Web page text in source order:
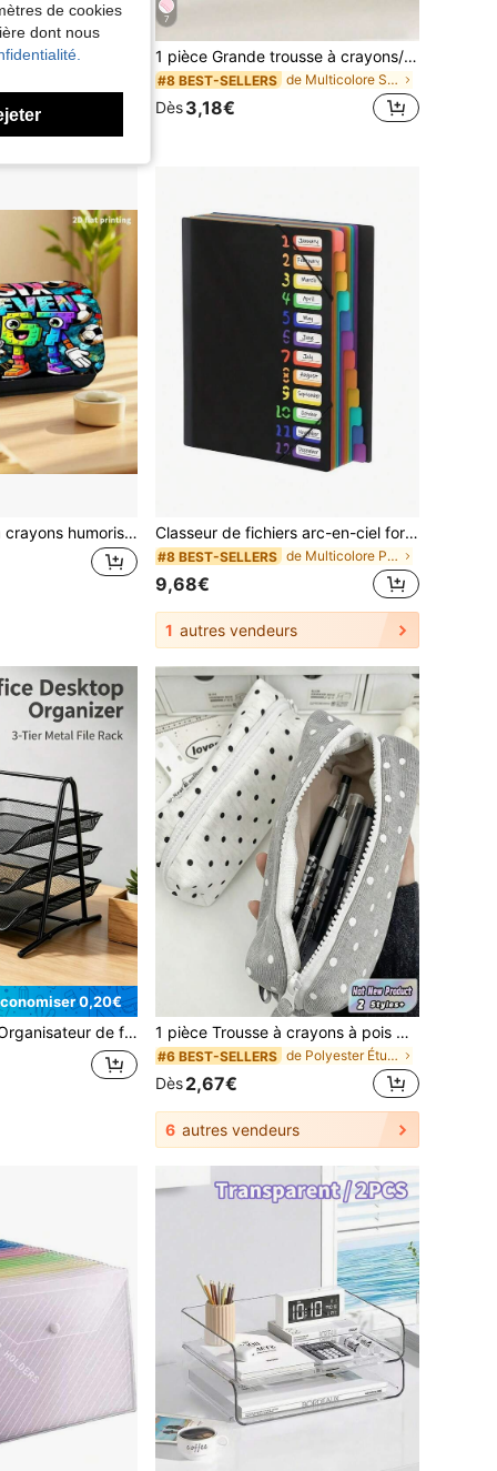
7
1 pièce Grande trousse à crayons/sac de rangement à motif macaron, sac de papeterie style Ins, peut être utilisé comme trousse à crayons portable/sac de rangement ou sac de maquillage, répond aux besoins des adolescents pour le bureau et les études, trousse à crayons de papeterie pour la rentrée scolaire
#8 BEST-SELLERS de Multicolore Sacs à crayons
Dès3,18€
1 pièce Trousse à crayons humoristique et amusante avec thème graffiti de football 6,7 - Sac de rangement de papeterie de grande capacité - Organisateur de fournitures scolaires - Conception à rabat multicouche, pochette de rangement, fermeture éclair, sac de rangement durable, convient pour l'école, le bureau, les voyages, cadeau parfait, rentrée scolaire Classeur de fichiers arc-en-ciel format A4, grande capacité, fournitures de bureau style coréen | Organisateur de documents coloré pour l'école, le collège, le travail, la maison et le bureau | Retour à l'école, papeterie et solutions de rangement pour les étudiants, les enseignants et les professionnels
#8 BEST-SELLERS de Multicolore Pochettes pour dossiers et pochette
9,68€
1 autres vendeurs
0,20€
de fichiers en maille métallique avec tiroirs, support de documents de bureau empilable à 3 niveaux, support de rangement de lettres en fer noir pour bureau & maison. 1 pièce Trousse à crayons à pois doux, sac à crayons à motif de pois noir et blanc à la mode, sac de rangement de papeterie grande capacité, convient pour les étudiants rentrée scolaire, rentrée scolaire
#6 BEST-SELLERS de Polyester Étuis à stylos, crayons et marqueurs
Dès2,67€
6 autres vendeurs
de cookies
dont nous